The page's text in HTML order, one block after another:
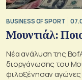
BUSINESS OF SPORT
Μουντιάλ:
Νέα ανάλυση της BofA
διοργάνωσης του
φιλοξένησαν